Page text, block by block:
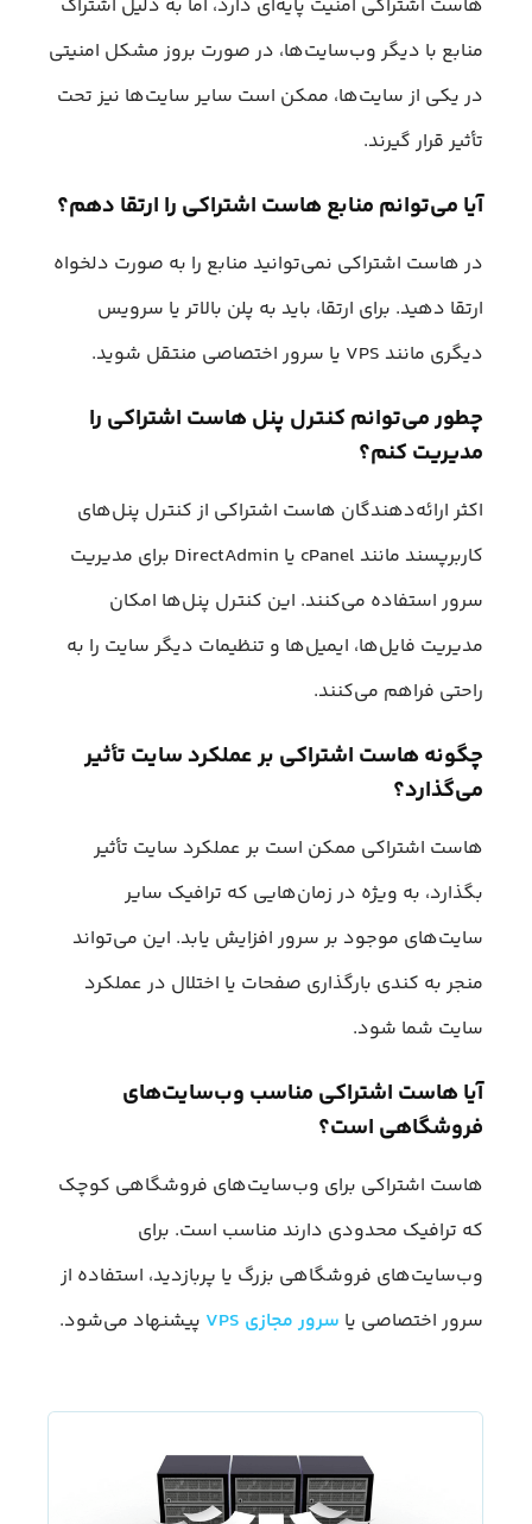
هاست اشتراکی امنیت پایه‌ای دارد، اما به دلیل اشتراک
منابع با دیگر وب‌سایت‌ها، در صورت بروز مشکل امنیتی
در یکی از سایت‌ها، ممکن است سایر سایت‌ها نیز تحت
تأثیر قرار گیرند.
آیا می‌توانم منابع هاست اشتراکی را ارتقا دهم؟
در هاست اشتراکی نمی‌توانید منابع را به صورت دلخواه
ارتقا دهید. برای ارتقا، باید به پلن بالاتر یا سرویس
دیگری مانند VPS یا سرور اختصاصی منتقل شوید.
چطور می‌توانم کنترل پنل هاست اشتراکی را
مدیریت کنم؟
اکثر ارائه‌دهندگان هاست اشتراکی از کنترل پنل‌های
کاربرپسند مانند cPanel یا DirectAdmin برای مدیریت
سرور استفاده می‌کنند. این کنترل پنل‌ها امکان
مدیریت فایل‌ها، ایمیل‌ها و تنظیمات دیگر سایت را به
راحتی فراهم می‌کنند.
چگونه هاست اشتراکی بر عملکرد سایت تأثیر
می‌گذارد؟
هاست اشتراکی ممکن است بر عملکرد سایت تأثیر
بگذارد، به ویژه در زمان‌هایی که ترافیک سایر
سایت‌های موجود بر سرور افزایش یابد. این می‌تواند
منجر به کندی بارگذاری صفحات یا اختلال در عملکرد
سایت شما شود.
آیا هاست اشتراکی مناسب وب‌سایت‌های
فروشگاهی است؟
هاست اشتراکی برای وب‌سایت‌های فروشگاهی کوچک
که ترافیک محدودی دارند مناسب است. برای
وب‌سایت‌های فروشگاهی بزرگ یا پربازدید، استفاده از
سرور اختصاصی یا سرور مجازی VPS پیشنهاد می‌شود.